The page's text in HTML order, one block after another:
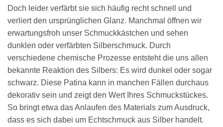
Doch leider verfärbt sie sich häufig recht schnell und
verliert den ursprünglichen Glanz. Manchmal öffnen wir
erwartungsfroh unser Schmuckkästchen und sehen
dunklen oder verfärbten Silberschmuck. Durch
verschiedene chemische Prozesse entsteht die uns allen
bekannte Reaktion des Silbers: Es wird dunkel oder sogar
schwarz. Diese Patina kann in manchen Fällen durchaus
dekorativ sein und zeigt den Wert Ihres Schmuckstückes.
So bringt etwa das Anlaufen des Materials zum Ausdruck,
dass es sich dabei um Echtschmuck aus Silber handelt.